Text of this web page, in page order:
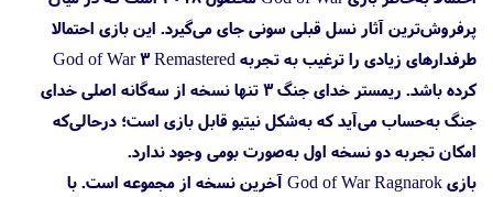
پرفروش‌ترین آثار نسل قبلی سونی جای می‌گیرد. این بازی احتمالا
طرفدارهای زیادی را ترغیب به تجربه God of War 3 Remastered
کرده باشد. ریمستر خدای جنگ ۳ تنها نسخه از سه‌گانه اصلی خدای
جنگ به‌حساب می‌آید که به‌شکل نیتیو قابل بازی است؛ درحالی‌که
امکان تجربه دو نسخه اول به‌صورت بومی وجود ندارد.
بازی God of War Ragnarok آخرین نسخه از مجموعه است. با